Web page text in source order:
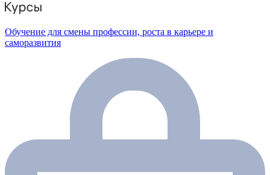
Обучение для смены профессии, роста в карьере и
саморазвития